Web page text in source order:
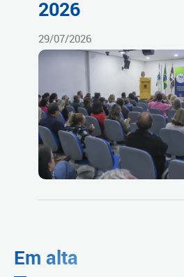
2026
29/07/2026
Em alta